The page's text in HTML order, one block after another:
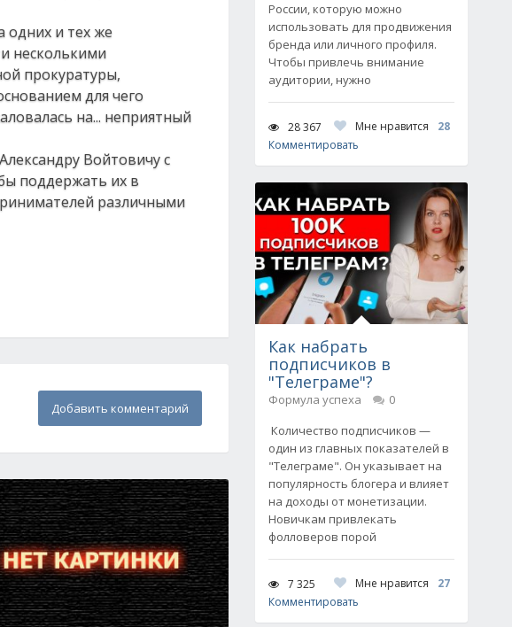
одних и тех же
несколькими
прокуратуры,
для чего
на... неприятный
Войтовичу с
поддержать их в
различными
Добавить комментарий
России, которую можно
использовать для продвижения
бренда или личного профиля.
Чтобы привлечь внимание
аудитории, нужно
28 367 Мне нравится
28
Комментировать
Как набрать
подписчиков в
"Телеграме"?
Формула успеха
0
Количество подписчиков —
один из главных показателей в
"Телеграме". Он указывает на
популярность блогера и влияет
на доходы от монетизации.
Новичкам привлекать
фолловеров порой
7 325 Мне нравится
27
Комментировать